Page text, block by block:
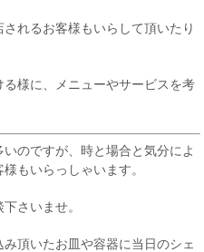
れるお客様もいらして頂いたり
様に、メニューやサービスを考
のですが、時と場合と気分によ
もいらっしゃいます。
さいませ。
頂いたお皿や容器に当日のシェ